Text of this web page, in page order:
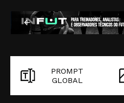
PROMPT
GLOBAL